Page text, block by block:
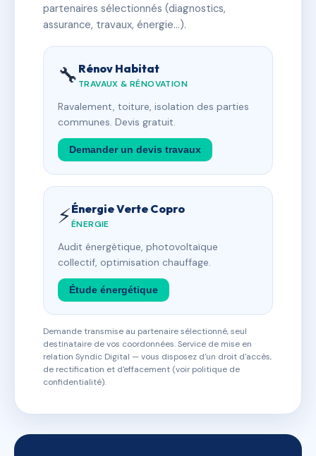
partenaires sélectionnés (diagnostics,
assurance, travaux, énergie…).
🔧 Rénov Habitat
TRAVAUX & RÉNOVATION
Ravalement, toiture, isolation des parties
communes. Devis gratuit.
Demander un devis travaux
⚡Énergie Verte Copro
ÉNERGIE
Audit énergétique, photovoltaïque
collectif, optimisation chauffage.
Étude énergétique
Demande transmise au partenaire sélectionné, seul
destinataire de vos coordonnées. Service de mise en
relation Syndic Digital — vous disposez d'un droit d'accès,
de rectification et d'effacement (voir politique de
confidentialité).